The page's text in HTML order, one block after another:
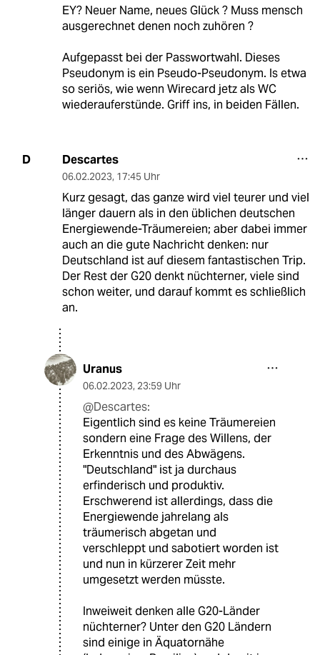
EY? Neuer Name, neues Glück ? Muss mensch
ausgerechnet denen noch zuhören ?
Aufgepasst bei der Passwortwahl. Dieses
Pseudonym is ein Pseudo-Pseudonym. Is etwa
so seriös, wie wenn Wirecard jetz als WC
wiederauferstünde. Griff ins, in beiden Fällen.
D Descartes
06.02.2023, 17:45 Uhr
Kurz gesagt, das ganze wird viel teurer und viel
länger dauern als in den üblichen deutschen
Energiewende-Träumereien; aber dabei immer
auch an die gute Nachricht denken: nur
Deutschland ist auf diesem fantastischen Trip.
Der Rest der G20 denkt nüchterner, viele sind
schon weiter, und darauf kommt es schließlich
an.
Uranus
06.02.2023, 23:59 Uhr
@Descartes:
Eigentlich sind es keine Träumereien
sondern eine Frage des Willens, der
Erkenntnis und des Abwägens.
"Deutschland" ist ja durchaus
erfinderisch und produktiv.
Erschwerend ist allerdings, dass die
Energiewende jahrelang als
träumerisch abgetan und
verschleppt und sabotiert worden ist
und nun in kürzerer Zeit mehr
umgesetzt werden müsste.
Inweiweit denken alle G20-Länder
nüchterner? Unter den G20 Ländern
sind einige in Äquatornähe